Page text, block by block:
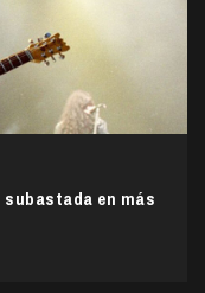
en más